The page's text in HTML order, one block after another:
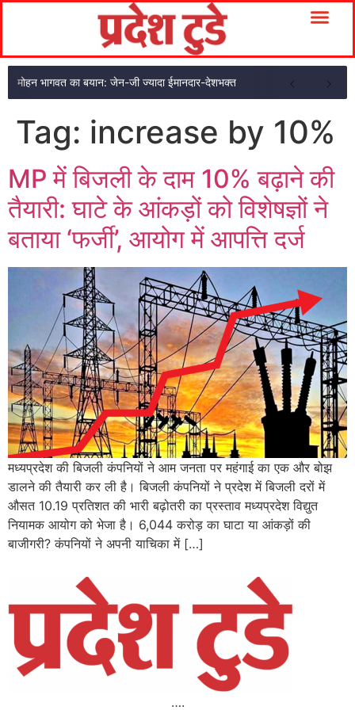
मोहन भागवत का बयान: जेन-जी ज्यादा ईमानदार-देशभक्त
Tag: increase by 10%
MP में बिजली के दाम 10% बढ़ाने की
तैयारी: घाटे के आंकड़ों को विशेषज्ञों ने
बताया ‘फर्जी’, आयोग में आपत्ति दर्ज
मध्यप्रदेश की बिजली कंपनियों ने आम जनता पर महंगाई का एक और बोझ
डालने की तैयारी कर ली है। बिजली कंपनियों ने प्रदेश में बिजली दरों में
औसत 10.19 प्रतिशत की भारी बढ़ोतरी का प्रस्ताव मध्यप्रदेश विद्युत
नियामक आयोग को भेजा है। 6,044 करोड़ का घाटा या आंकड़ों की
बाजीगरी? कंपनियों ने अपनी याचिका में […]
….